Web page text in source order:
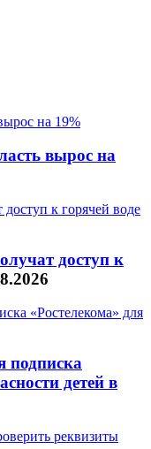
вырос на
доступ к
подписка
детей в